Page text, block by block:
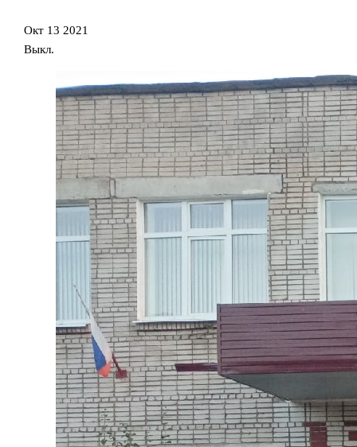
Окт 13 2021
Выкл.